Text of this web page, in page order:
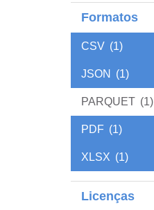
Formatos
CSV (1)
JSON (1)
PARQUET (1)
PDF (1)
XLSX (1)
Licenças